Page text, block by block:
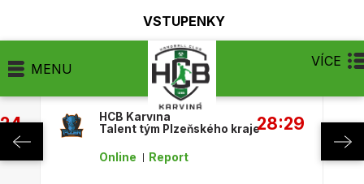
VSTUPENKY
MENU VÍCE
HCB Karviná
Talent tým Plzeňského kraje28:29
Online Report